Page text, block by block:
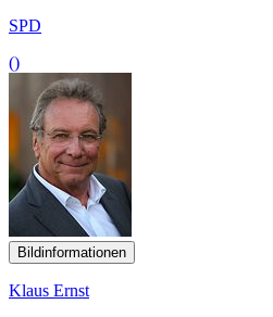
SPD
()
Bildinformationen
Klaus Ernst